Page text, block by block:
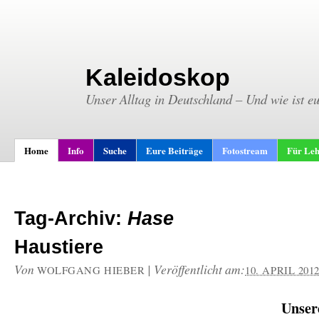
Kaleidoskop
Unser Alltag in Deutschland – Und wie ist
Home Info Suche Eure Beiträge Fotostream Für
Tag-Archiv: Hase
Haustiere
Von WOLFGANG HIEBER | Veröffentlicht am:10. APRIL 2012